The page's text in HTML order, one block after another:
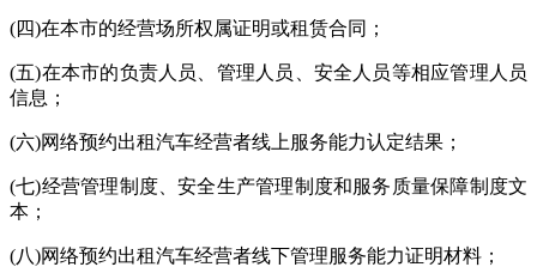
(四)在本市的经营场所权属证明或租赁合同；
(五)在本市的负责人员、管理人员、安全人员等相应管理人员
信息；
(六)网络预约出租汽车经营者线上服务能力认定结果；
(七)经营管理制度、安全生产管理制度和服务质量保障制度文
本；
(八)网络预约出租汽车经营者线下管理服务能力证明材料；